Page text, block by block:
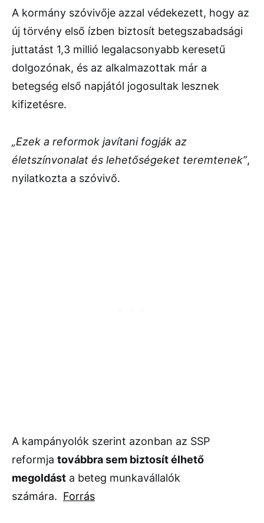
A kormány szóvivője azzal védekezett, hogy az
új törvény első ízben biztosít betegszabadsági
juttatást 1,3 millió legalacsonyabb keresetű
dolgozónak, és az alkalmazottak már a
betegség első napjától jogosultak lesznek
kifizetésre.
„Ezek a reformok javítani fogják az
életszínvonalat és lehetőségeket teremtenek”,
nyilatkozta a szóvivő.
A kampányolók szerint azonban az SSP
reformja továbbra sem biztosít élhető
megoldást a beteg munkavállalók
számára. Forrás